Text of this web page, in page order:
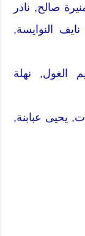
صالح, نادر
النوايسة,
الغول, نهلة
يحيى عبابنة,